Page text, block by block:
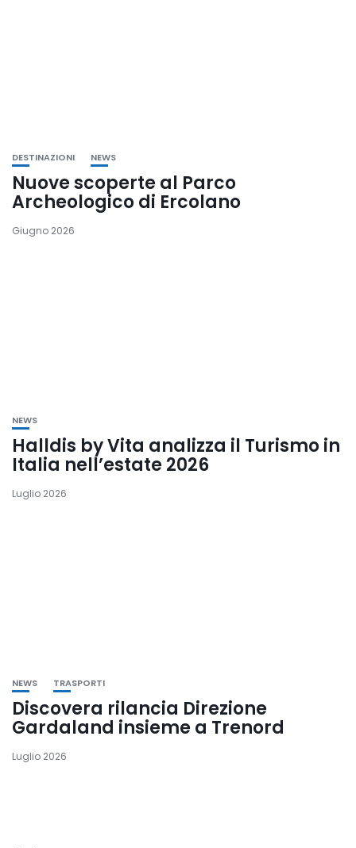
DESTINAZIONI NEWS
Nuove scoperte al Parco
Archeologico di Ercolano
Giugno 2026
NEWS
Halldis by Vita analizza il Turismo in
Italia nell’estate 2026
Luglio 2026
NEWS TRASPORTI
Discovera rilancia Direzione
Gardaland insieme a Trenord
Luglio 2026